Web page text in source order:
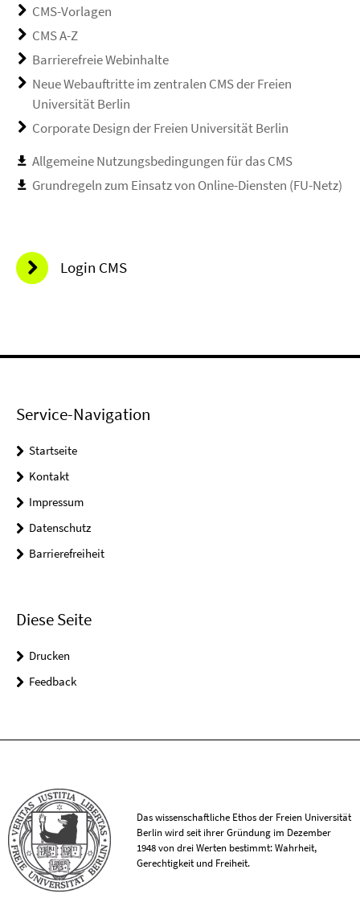
CMS-Vorlagen
CMS A-Z
Barrierefreie Webinhalte
Neue Webauftritte im zentralen CMS der Freien
Universität Berlin
Corporate Design der Freien Universität Berlin
Allgemeine Nutzungsbedingungen für das CMS
Grundregeln zum Einsatz von Online-Diensten (FU-Netz)
Login CMS
Service-Navigation
Startseite
Kontakt
Impressum
Datenschutz
Barrierefreiheit
Diese Seite
Drucken
Feedback
Das wissenschaftliche Ethos der Freien Universität
Berlin wird seit ihrer Gründung im Dezember
1948 von drei Werten bestimmt: Wahrheit,
Gerechtigkeit und Freiheit.